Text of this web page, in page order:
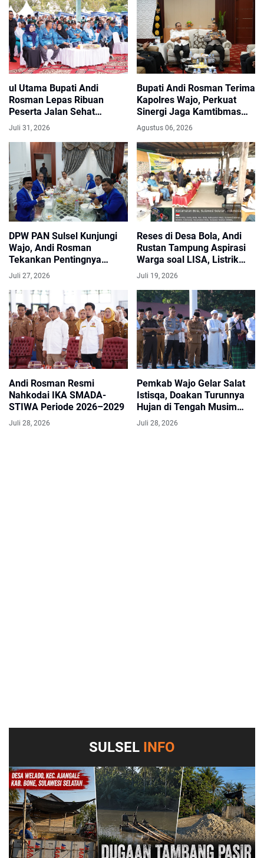
ul Utama Bupati Andi
Rosman Lepas Ribuan
Peserta Jalan Sehat
HARGANAS ke-33 Tingkat
Juli 31, 2026
Bupati Andi Rosman Terima
Kapolres Wajo, Perkuat
Sinergi Jaga Kamtibmas
dan Dukung Pembangunan
Agustus 06, 2026
DPW PAN Sulsel Kunjungi
Wajo, Andi Rosman
Tekankan Pentingnya
Sinergi Pembangunan
Juli 27, 2026
Reses di Desa Bola, Andi
Rustan Tampung Aspirasi
Warga soal LISA, Listrik
Sawah, dan Irigasi
Juli 19, 2026
Andi Rosman Resmi
Nahkodai IKA SMADA-
STIWA Periode 2026–2029
Juli 28, 2026
Pemkab Wajo Gelar Salat
Istisqa, Doakan Turunnya
Hujan di Tengah Musim
Kemarau
Juli 28, 2026
SULSEL INFO